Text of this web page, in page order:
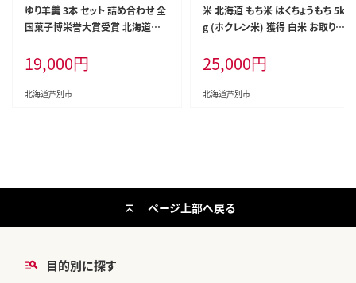
ゆり羊羹 3本 セット 詰め合わせ 全
国菓子博栄誉大賞受賞 北海道産
ザート お菓子 菓子 特産品 ゆり根
百合根 ユリ根 北海道 芦別市
19,000円
北海道芦別市
米 北海道 もち米 はくちょうもち 5k
g (ホクレン米) 獲得 白米 お取り寄
お米 ご飯 米 北海道米 送料無料 北
海道 芦別市
25,000円
北海道芦別市
目的別に探す
ページ上部へ戻る